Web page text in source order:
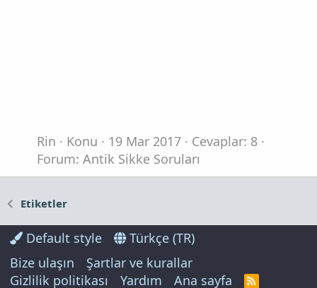
Rin Konu 19 Mar 2017
Cevaplar: 8
Forum: Antik Sikke Soruları
Etiketler
Default style
Türkçe (TR)
Bize ulaşın
Şartlar ve kurallar
Gizlilik politikası
Yardım Ana sayfa
R